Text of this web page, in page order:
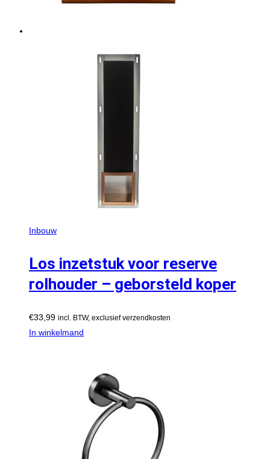
Inbouw
Los inzetstuk voor reserve
rolhouder – geborsteld koper
€33,99 incl. BTW, exclusief verzendkosten
In winkelmand